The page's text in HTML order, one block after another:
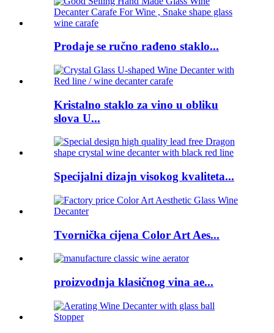
Prodaje se ručno rađeno staklo...
Kristalno staklo za vino u obliku
slova U...
Specijalni dizajn visokog kvaliteta...
Tvornička cijena Color Art Aes...
proizvodnja klasičnog vina ae...